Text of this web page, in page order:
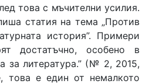
това с мъчителни усилия.
статия на тема „Против
история”. Примери
достатъчно, особено в
за литература.” (№ 2, 2015,
това е един от немалкото